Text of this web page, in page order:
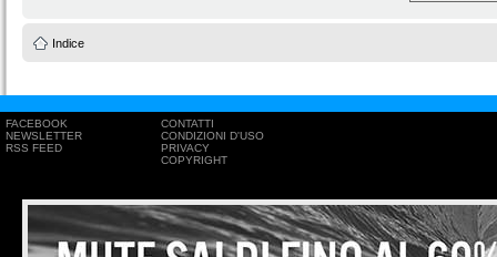
Indice
FACEBOOK
NEWSLETTER
RSS FEED
CONTATTI
CONDIZIONI D'USO
PRIVACY
COPYRIGHT